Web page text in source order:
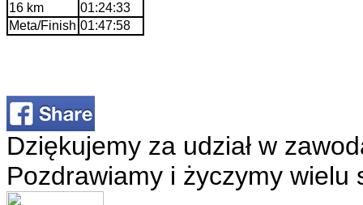
16 km
01:24:33
Meta/Finish 01:47:58
Dziękujemy za udział w
Pozdrawiamy i życzymy wielu